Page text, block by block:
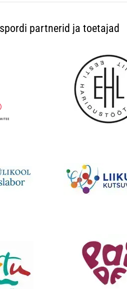
partnerid ja toetajad